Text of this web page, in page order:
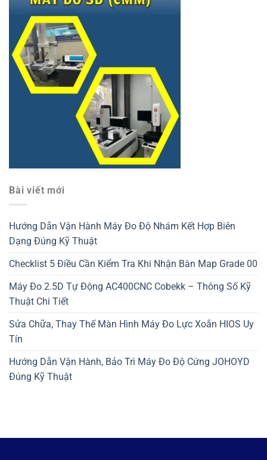
Bài viết mới
Hướng Dẫn Vận Hành Máy Đo Độ Nhám Kết Hợp Biên
Dạng Đúng Kỹ Thuật
Checklist 5 Điều Cần Kiểm Tra Khi Nhận Bàn Map Grade 00
Máy Đo 2.5D Tự Động AC400CNC Cobekk – Thông Số Kỹ
Thuật Chi Tiết
Sửa Chữa, Thay Thế Màn Hình Máy Đo Lực Xoắn HIOS Uy
Tín
Hướng Dẫn Vận Hành, Bảo Trì Máy Đo Độ Cứng JOHOYD
Đúng Kỹ Thuật